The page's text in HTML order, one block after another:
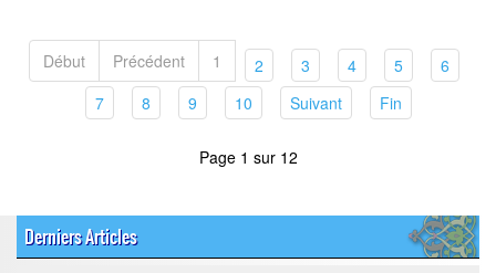
Début Précédent 1 2(current)
3(current)
4(current)
5(current)
6
7(current)
8(current)
9(current)
10(current)Suivant(current)
Fin(current)
Page 1 sur 12
Derniers Articles